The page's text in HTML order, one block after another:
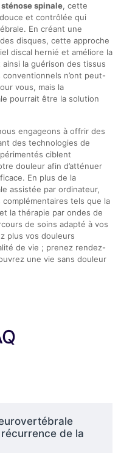
sténose spinale, cette
et contrôlée qui
En créant une
disques, cette approche
discal hernié et améliore la
la guérison des tissus
n’ont peut-
vous, mais la
pourrait être la solution
engageons à offrir des
des technologies de
ciblent
douleur afin d’atténuer
En plus de la
assistée par ordinateur,
tels que la
la thérapie par ondes de
de soins adapté à vos
plus vos douleurs
de vie ; prenez rendez-
une vie sans douleur
de la